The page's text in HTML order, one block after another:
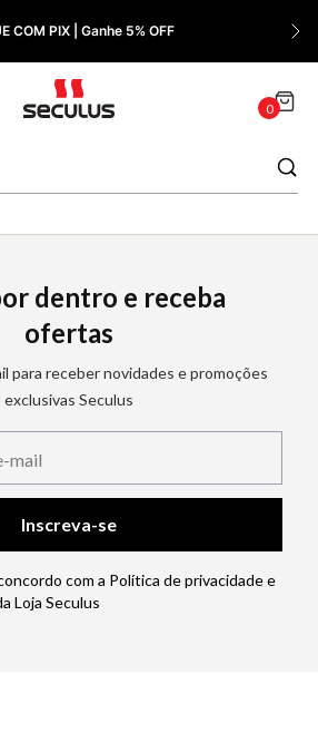
COM PIX | Ganhe 5% OFF
0
dentro e receba
ofertas
para receber novidades e promoções
exclusivas Seculus
Inscreva-se
com a Política de privacidade e
Loja Seculus